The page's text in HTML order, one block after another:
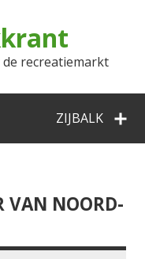
recreatiemarkt
ZIJBALK
VAN NOORD-